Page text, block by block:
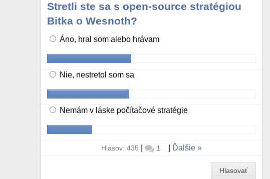
Stretli ste sa s open-source stratégiou
Bitka o Wesnoth?
Áno, hral som alebo hrávam
Nie, nestretol som sa
Nemám v láske počítačové stratégie
Hlasov: 435 | 1 Ďalšie
Hlasovať